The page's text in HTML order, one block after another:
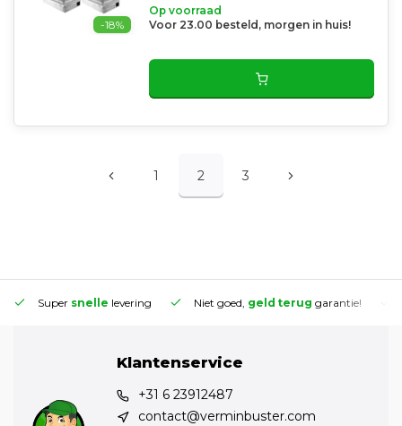
-18%
Op voorraad
Voor 23.00 besteld, morgen in huis!
1 2 3
Super snelle levering Niet goed, geld terug garantie!
Klantenservice
+31 6 23912487
contact@verminbuster.com